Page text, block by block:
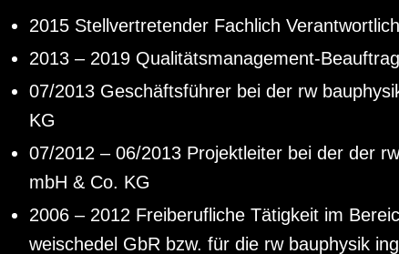
2015 Stellvertretender Fachlich
2013 – 2019 Qualitätsmanagement-
07/2013 Geschäftsführer bei der rw
KG
07/2012 – 06/2013 Projektleiter bei der der
mbH & Co. KG
2006 – 2012 Freiberufliche Tätigkeit im
weischedel GbR bzw. für die rw bauphysik